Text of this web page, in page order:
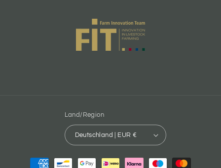
Land/Region
Deutschland | EUR €
Zahlungsmethoden